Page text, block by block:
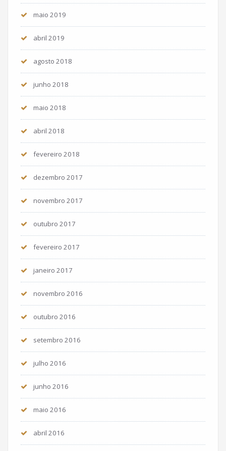
maio 2019
abril 2019
agosto 2018
junho 2018
maio 2018
abril 2018
fevereiro 2018
dezembro 2017
novembro 2017
outubro 2017
fevereiro 2017
janeiro 2017
novembro 2016
outubro 2016
setembro 2016
julho 2016
junho 2016
maio 2016
abril 2016